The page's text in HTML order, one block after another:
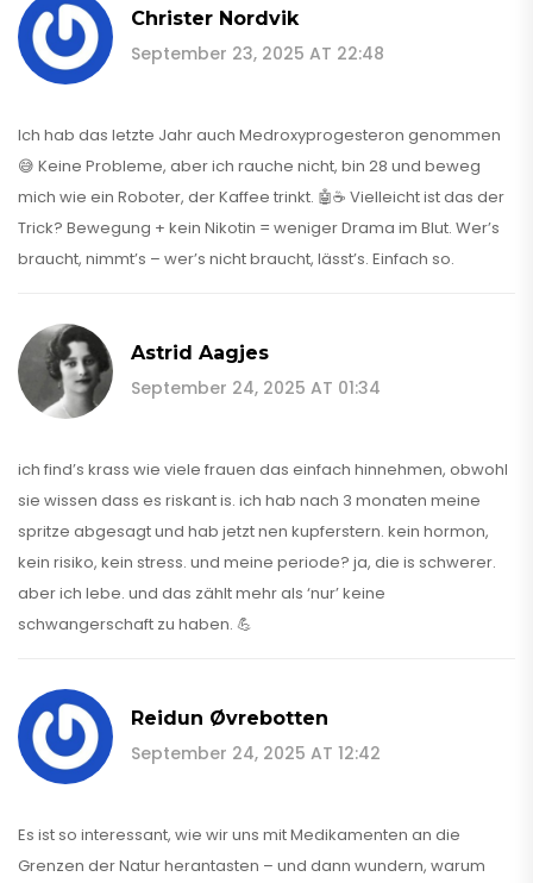
Christer Nordvik
September 23, 2025 AT 22:48
Ich hab das letzte Jahr auch Medroxyprogesteron genommen
😅 Keine Probleme, aber ich rauche nicht, bin 28 und beweg
mich wie ein Roboter, der Kaffee trinkt. 🤖☕ Vielleicht ist das der
Trick? Bewegung + kein Nikotin = weniger Drama im Blut. Wer’s
braucht, nimmt’s – wer’s nicht braucht, lässt’s. Einfach so.
Astrid Aagjes
September 24, 2025 AT 01:34
ich find’s krass wie viele frauen das einfach hinnehmen, obwohl
sie wissen dass es riskant is. ich hab nach 3 monaten meine
spritze abgesagt und hab jetzt nen kupferstern. kein hormon,
kein risiko, kein stress. und meine periode? ja, die is schwerer.
aber ich lebe. und das zählt mehr als ‘nur’ keine
schwangerschaft zu haben. 💪
Reidun Øvrebotten
September 24, 2025 AT 12:42
Es ist so interessant, wie wir uns mit Medikamenten an die
Grenzen der Natur herantasten – und dann wundern, warum